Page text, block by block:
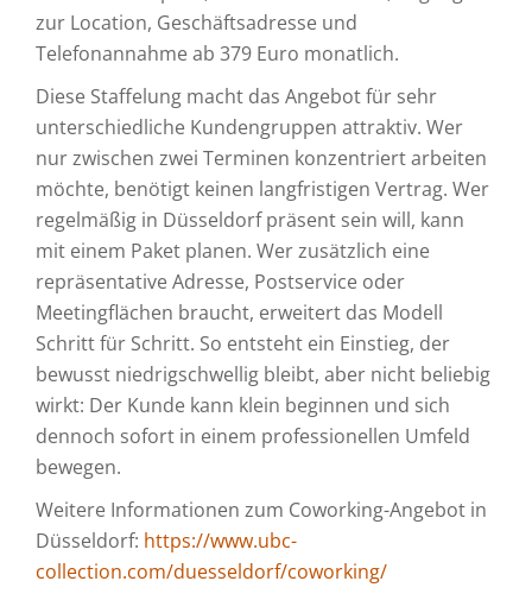
zur Location, Geschäftsadresse und
Telefonannahme ab 379 Euro monatlich.
Diese Staffelung macht das Angebot für sehr
unterschiedliche Kundengruppen attraktiv. Wer
nur zwischen zwei Terminen konzentriert arbeiten
möchte, benötigt keinen langfristigen Vertrag. Wer
regelmäßig in Düsseldorf präsent sein will, kann
mit einem Paket planen. Wer zusätzlich eine
repräsentative Adresse, Postservice oder
Meetingflächen braucht, erweitert das Modell
Schritt für Schritt. So entsteht ein Einstieg, der
bewusst niedrigschwellig bleibt, aber nicht beliebig
wirkt: Der Kunde kann klein beginnen und sich
dennoch sofort in einem professionellen Umfeld
bewegen.
Weitere Informationen zum Coworking-Angebot in
Düsseldorf: https://www.ubc-
collection.com/duesseldorf/coworking/